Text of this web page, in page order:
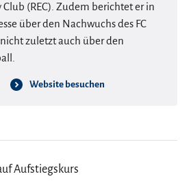
Club (REC). Zudem berichtet er in
über den Nachwuchs des FC
zuletzt auch über den
Website besuchen
Aufstiegskurs